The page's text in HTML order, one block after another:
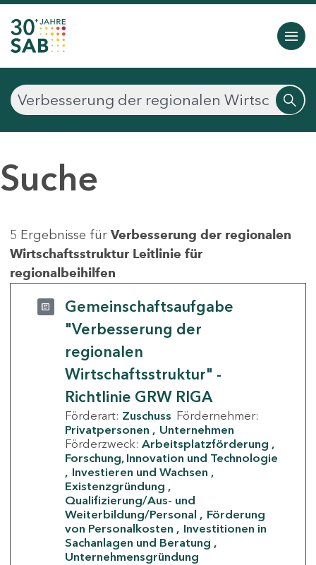
Suche
5 Ergebnisse für Verbesserung der regionalen
Wirtschaftsstruktur Leitlinie für
regionalbeihilfen
Gemeinschaftsaufgabe
"Verbesserung der
regionalen
Wirtschaftsstruktur" -
Richtlinie GRW RIGA
Förderart: Zuschuss Fördernehmer:
Privatpersonen
Unternehmen
Förderzweck: Arbeitsplatzförderung
Forschung, Innovation und Technologie
Investieren und Wachsen
Existenzgründung
Qualifizierung/Aus- und
Weiterbildung/Personal
Förderung
von Personalkosten
Investitionen in
Sachanlagen und Beratung
Unternehmensgründung